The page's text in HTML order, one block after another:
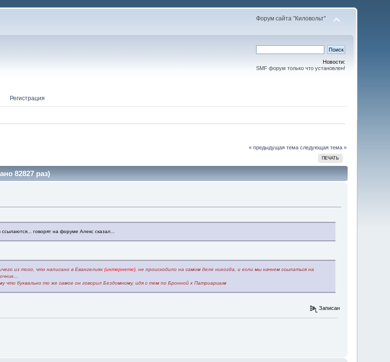
Форум сайта "Киловольт"
Новости:
SMF форум только что установлен!
Регистрация
« предыдущая тема следующая тема »
ПЕЧАТЬ
82827 раз)
говорят на форуме Алекс сказал...
из того, что написано в Евангелиях (интернете), не происходило на самом деле никогда, и если мы начнем ссылаться на
что буквально то же самое он говорил Бездомному, идя с тем по Бронной к Патриаршим
Записан